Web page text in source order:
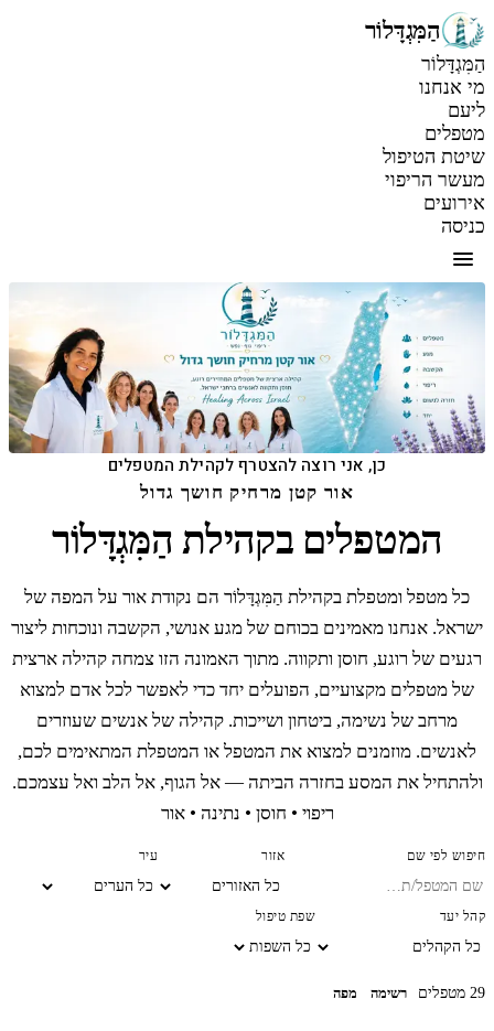
הַמִּגְדָּלוֹר
הַמִּגְדָּלוֹר
מי אנחנו
ליעם
מטפלים
שיטת הטיפול
מעשר הריפוי
אירועים
כניסה
כן, אני רוצה להצטרף לקהילת המטפלים
אור קטן מרחיק חושך גדול
המטפלים בקהילת הַמִּגְדָּלוֹר
כל מטפל ומטפלת בקהילת הַמִּגְדָּלוֹר הם נקודת אור על המפה של
ישראל. אנחנו מאמינים בכוחם של מגע אנושי, הקשבה ונוכחות ליצור
רגעים של רוגע, חוסן ותקווה. מתוך האמונה הזו צמחה קהילה ארצית
של מטפלים מקצועיים, הפועלים יחד כדי לאפשר לכל אדם למצוא
מרחב של נשימה, ביטחון ושייכות. קהילה של אנשים שעוזרים
לאנשים. מוזמנים למצוא את המטפל או המטפלת המתאימים לכם,
ולהתחיל את המסע בחזרה הביתה — אל הגוף, אל הלב ואל עצמכם.
ריפוי • חוסן • נתינה • אור
חיפוש לפי שם אזור עיר
קהל יעד שפת טיפול
29 מטפלים רשימה מפה